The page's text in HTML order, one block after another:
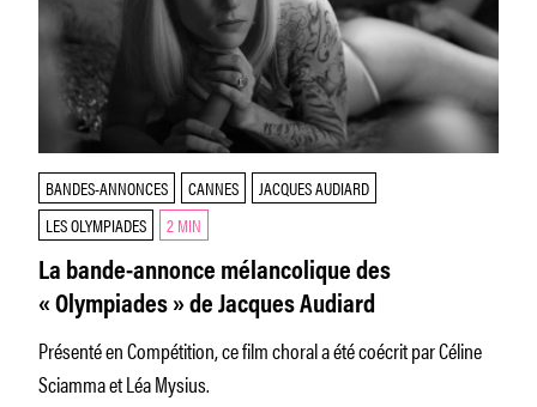
BANDES-ANNONCES CANNES
JACQUES AUDIARD
LES OLYMPIADES
2 MIN
La bande-annonce mélancolique des
« Olympiades » de Jacques Audiard
Présenté en Compétition, ce film choral a été coécrit par Céline
Sciamma et Léa Mysius.